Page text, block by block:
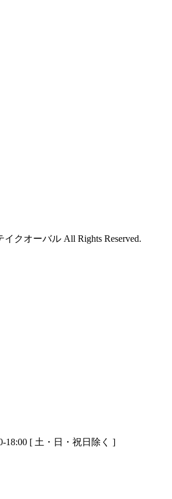
クオーバル All Rights Reserved.
18:00 [ 土・日・祝日除く ]